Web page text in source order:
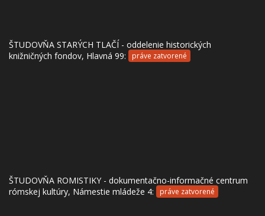
ŠTUDOVŇA STARÝCH TLAČÍ - oddelenie historických
knižničných fondov, Hlavná 99:
práve zatvorené
ŠTUDOVŇA ROMISTIKY - dokumentačno-informačné centrum
rómskej kultúry, Námestie mládeže 4:
práve zatvorené